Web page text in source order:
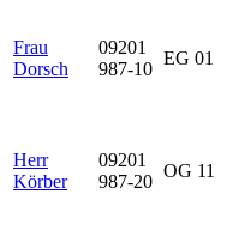
Frau
Dorsch
09201
987-10
EG 01
Herr
Körber
09201
987-20
OG 11